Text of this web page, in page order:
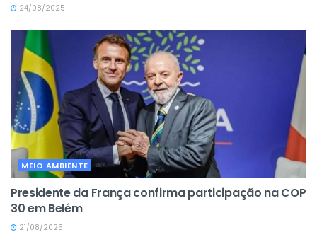
24/08/2025
MEIO AMBIENTE
Presidente da França confirma participação na COP
30 em Belém
21/08/2025